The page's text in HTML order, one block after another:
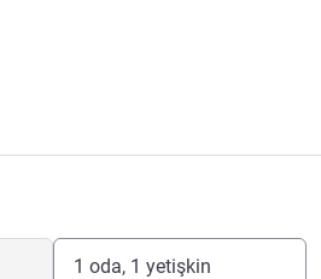
1 oda, 1 yetişkin